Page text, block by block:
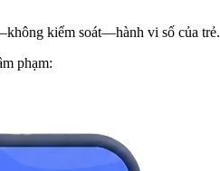
kiểm soát—hành vi số của trẻ.
phạm: